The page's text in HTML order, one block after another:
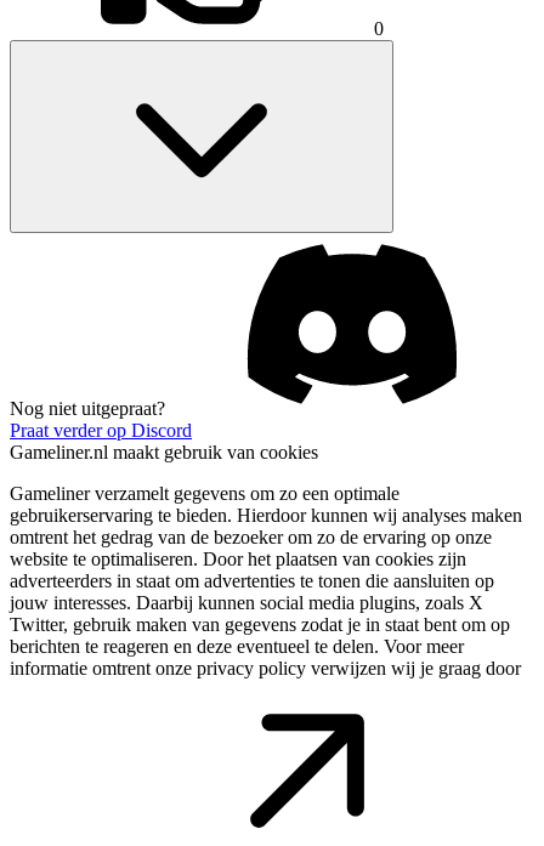
0
Nog niet uitgepraat?
Praat verder op Discord
Gameliner.nl maakt gebruik van cookies
Gameliner verzamelt gegevens om zo een optimale
gebruikerservaring te bieden. Hierdoor kunnen wij analyses maken
omtrent het gedrag van de bezoeker om zo de ervaring op onze
website te optimaliseren. Door het plaatsen van cookies zijn
adverteerders in staat om advertenties te tonen die aansluiten op
jouw interesses. Daarbij kunnen social media plugins, zoals X
Twitter, gebruik maken van gegevens zodat je in staat bent om op
berichten te reageren en deze eventueel te delen. Voor meer
informatie omtrent onze privacy policy verwijzen wij je graag door